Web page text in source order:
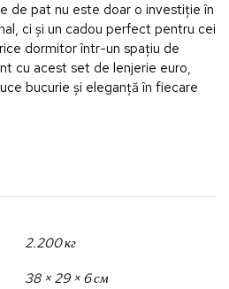
de pat nu este doar o investiție în
ci și un cadou perfect pentru cei
dormitor într-un spațiu de
cu acest set de lenjerie euro,
bucurie și eleganță în fiecare
2.200 кг
38 × 29 × 6 см